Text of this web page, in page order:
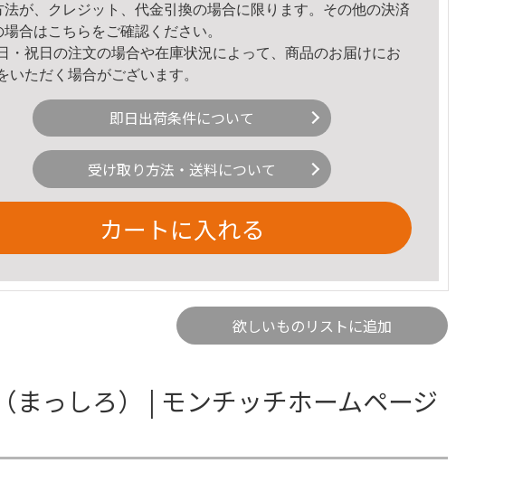
法が、クレジット、代金引換の場合に限ります。その他の決済
場合はこちら をご確認ください。
・祝日の注文の場合や在庫状況によって、商品のお届けにお
いただく場合がございます。
即日出荷条件について
受け取り方法・送料について
カートに入れる
欲しいものリストに追加
っしろ） | モンチッチホームページ